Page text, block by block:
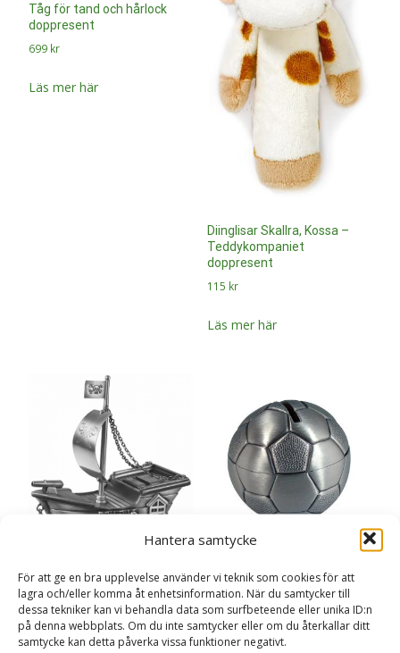
Hantera samtycke
För att ge en bra upplevelse använder vi teknik som cookies för att
lagra och/eller komma åt enhetsinformation. När du samtycker till
dessa tekniker kan vi behandla data som surfbeteende eller unika ID:n
på denna webbplats. Om du inte samtycker eller om du återkallar ditt
samtycke kan detta påverka vissa funktioner negativt.
Tåg för tand och hårlock
doppresent
699 kr
Läs mer här
Diinglisar Skallra, Kossa –
Teddykompaniet
doppresent
115 kr
Läs mer här
Sparbössa, Piratskepp
doppresent
489kr
doppresent
429kr
Läs mer här